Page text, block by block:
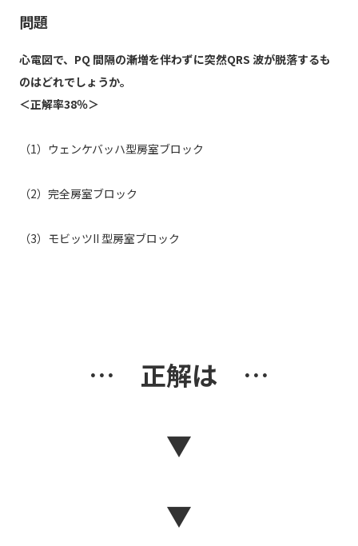
問題
心電図で、PQ 間隔の漸増を伴わずに突然QRS 波が脱落するも
のはどれでしょうか。
＜正解率38％＞
（1）ウェンケバッハ型房室ブロック
（2）完全房室ブロック
（3）モビッツII 型房室ブロック
… 正解は …
▼
▼